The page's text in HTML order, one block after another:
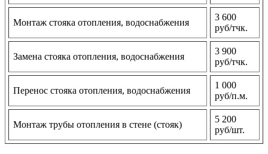
Монтаж стояка отопления, водоснабжения
3 600
руб/тчк.
Замена стояка отопления, водоснабжения
3 900
руб/тчк.
Перенос стояка отопления, водоснабжения
1 000
руб/п.м.
Монтаж трубы отопления в стене (стояк)
5 200
руб/шт.